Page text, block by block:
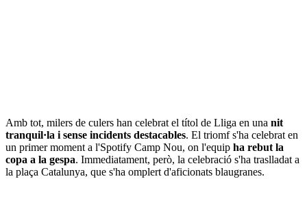
Amb tot, milers de culers han celebrat el títol de Lliga en una nit
tranquil·la i sense incidents destacables. El triomf s'ha celebrat en
un primer moment a l'Spotify Camp Nou, on l'equip ha rebut la
copa a la gespa. Immediatament, però, la celebració s'ha traslladat a
la plaça Catalunya, que s'ha omplert d'aficionats blaugranes.